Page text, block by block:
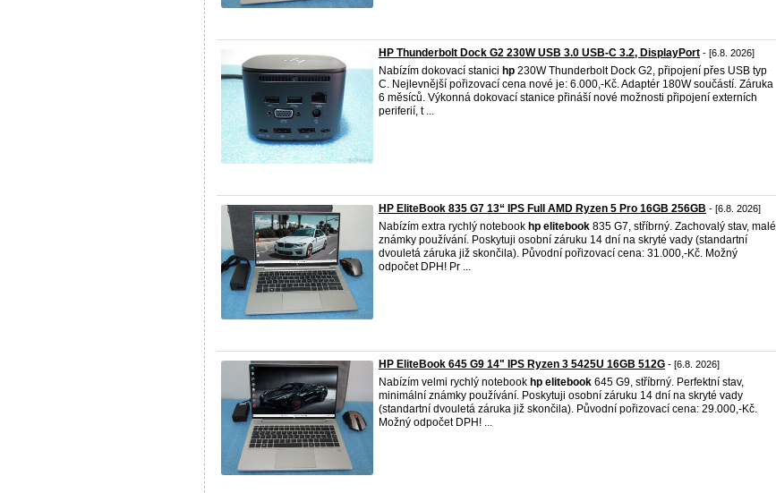
HP Thunderbolt Dock G2 230W USB 3.0 USB-C 3.2, DisplayPort - [6.8. 2026]
Nabízím dokovací stanici hp 230W Thunderbolt Dock G2, připojení přes USB typ
C. Nejlevnější pořizovací cena nové je: 6.000,-Kč. Adaptér 180W součástí. Záruka
6 měsíců. Výkonná dokovací stanice přináší nové možnosti připojení externích
periferií, t ...
HP EliteBook 835 G7 13“ IPS Full AMD Ryzen 5 Pro 16GB 256GB - [6.8. 2026]
Nabízím extra rychlý notebook hp elitebook 835 G7, stříbrný. Zachovalý stav, malé
známky používání. Poskytuji osobní záruku 14 dní na skryté vady (standartní
dvouletá záruka již skončila). Původní pořizovací cena: 31.000,-Kč. Možný
odpočet DPH! Pr ...
HP EliteBook 645 G9 14" IPS Ryzen 3 5425U 16GB 512G - [6.8. 2026]
Nabízím velmi rychlý notebook hp elitebook 645 G9, stříbrný. Perfektní stav,
minimální známky používání. Poskytuji osobní záruku 14 dní na skryté vady
(standartní dvouletá záruka již skončila). Původní pořizovací cena: 29.000,-Kč.
Možný odpočet DPH! ...